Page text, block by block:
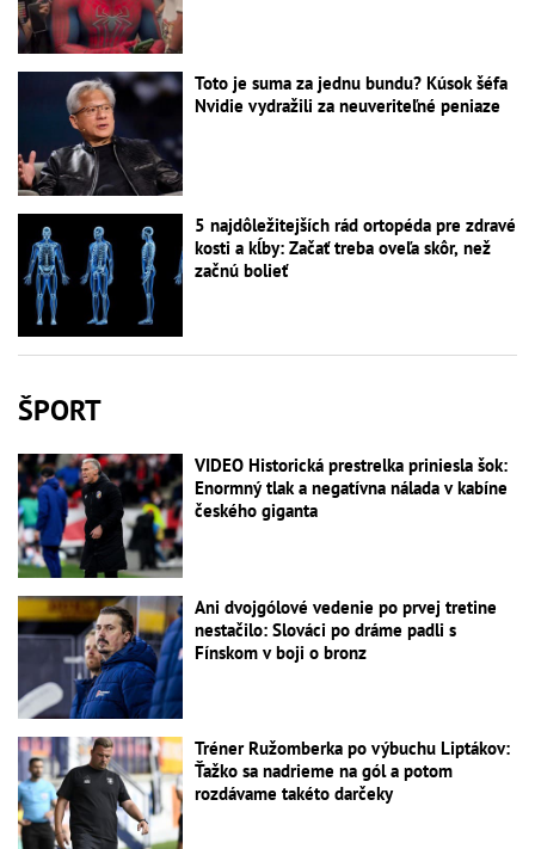
Toto je suma za jednu bundu? Kúsok šéfa
Nvidie vydražili za neuveriteľné peniaze
5 najdôležitejších rád ortopéda pre zdravé
kosti a kĺby: Začať treba oveľa skôr, než
začnú bolieť
ŠPORT
VIDEO Historická prestrelka priniesla šok:
Enormný tlak a negatívna nálada v kabíne
českého giganta
Ani dvojgólové vedenie po prvej tretine
nestačilo: Slováci po dráme padli s
Fínskom v boji o bronz
Tréner Ružomberka po výbuchu Liptákov:
Ťažko sa nadrieme na gól a potom
rozdávame takéto darčeky